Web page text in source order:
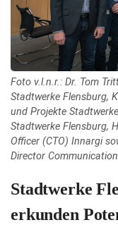
Foto v.l.n.r.: Dr. Tom
Stadtwerke Flensburg,
und Projekte
Stadtwerke Flensburg,
Officer (CTO) Innargi
Director
Stadtwerke
erkunden